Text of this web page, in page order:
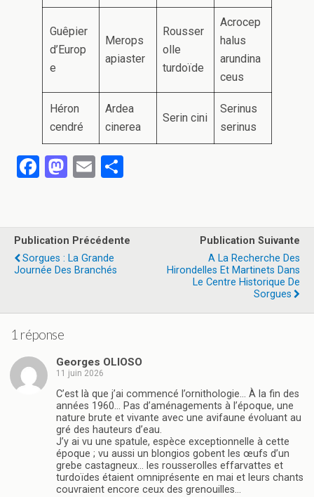
Guêpier
d’Europ
e
Merops
apiaster
Rousser
olle
turdoïde
Acrocep
halus
arundina
ceus
Héron
cendré
Ardea
cinerea
Serin cini
Serinus
serinus
F
b
o
o
M
o
d
o
E
g
Publication Précédente
Sorgues : La Grande
Journée Des Branchés
Publication Suivante
A La Recherche Des
Hirondelles Et Martinets Dans
Le Centre Historique De
Sorgues
1 réponse
Georges OLIOSO
11 juin 2026
C’est là que j’ai commencé l’ornithologie… À la fin des
années 1960… Pas d’aménagements à l’époque, une
nature brute et vivante avec une avifaune évoluant au
gré des hauteurs d’eau.
J’y ai vu une spatule, espèce exceptionnelle à cette
époque ; vu aussi un blongios gobent les œufs d’un
grebe castagneux… les rousserolles effarvattes et
turdoïdes étaient omniprésente en mai et leurs chants
couvraient encore ceux des grenouilles…